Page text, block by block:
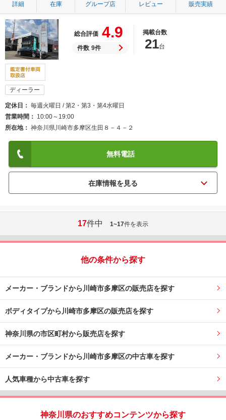
詳細 在庫 グループ店 レビュー 販売実績
総合評価 4.9
件数 9件
掲載台数
21台
ディーラー
定休日
毎週火曜日 / 第2・第3・第4水曜日
営業時間
10:00～19:00
所在地
神奈川県川崎市多摩区生田８－４－２
無料電話
17件中 1~17件を表示
他の条件から探す
メーカー・ブランドから川崎市多摩区の販売店を探す
ボディタイプから川崎市多摩区の販売店を探す
神奈川県の市区町村から販売店を探す
メーカー・ブランドから川崎市多摩区の中古車を探す
人気車種から中古車を探す
神奈川県のおすすめコンテンツから探す